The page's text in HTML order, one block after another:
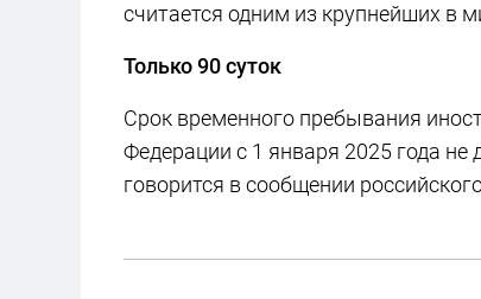
считается одним из крупнейших в
Только 90 суток
Срок временного пребывания
Федерации с 1 января 2025 года
говорится в сообщении